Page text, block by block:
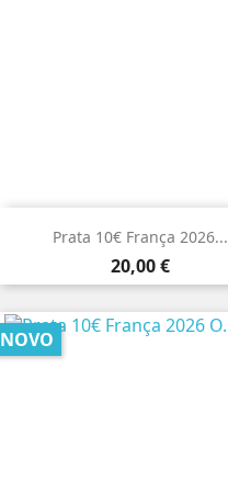
Prata 10€ França 2026...
Preço
20,00 €
NOVO